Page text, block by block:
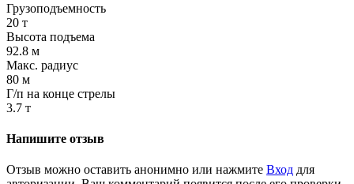
Грузоподъемность
20 т
Высота подъема
92.8 м
Макс. радиус
80 м
Г/п на конце стрелы
3.7 т
Напишите отзыв
Отзыв можно оставить анонимно или нажмите Вход для